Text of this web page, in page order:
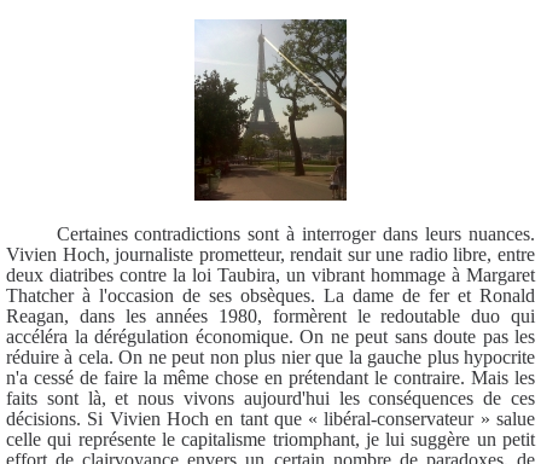
Certaines contradictions sont à interroger dans leurs nuances.
Vivien Hoch, journaliste prometteur, rendait sur une radio libre, entre
deux diatribes contre la loi Taubira, un vibrant hommage à Margaret
Thatcher à l'occasion de ses obsèques. La dame de fer et Ronald
Reagan, dans les années 1980, formèrent le redoutable duo qui
accéléra la dérégulation économique. On ne peut sans doute pas les
réduire à cela. On ne peut non plus nier que la gauche plus hypocrite
n'a cessé de faire la même chose en prétendant le contraire. Mais les
faits sont là, et nous vivons aujourd'hui les conséquences de ces
décisions. Si Vivien Hoch en tant que « libéral-conservateur » salue
celle qui représente le capitalisme triomphant, je lui suggère un petit
effort de clairvoyance envers un certain nombre de paradoxes, de